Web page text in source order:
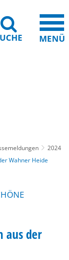
MENÜ
2024
Wahner Heide
aus der